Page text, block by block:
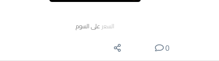
السعر على السوم
0